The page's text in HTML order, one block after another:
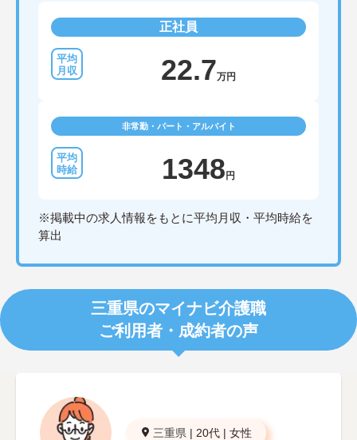
正社員
22.7万円
非常勤・パート・アルバイト
1348 円
※掲載中の求人情報をもとに平均月収・平均時給を
算出
三重県のマイナビ介護職
ご利用者・成約者の声
三重県 | 20代 | 女性